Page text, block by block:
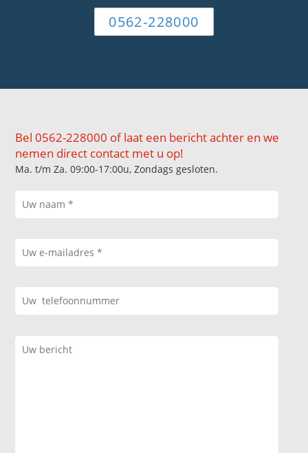
0562-228000
Bel 0562-228000 of laat een bericht achter en we
nemen direct contact met u op!
Ma. t/m Za. 09:00-17:00u, Zondags gesloten.